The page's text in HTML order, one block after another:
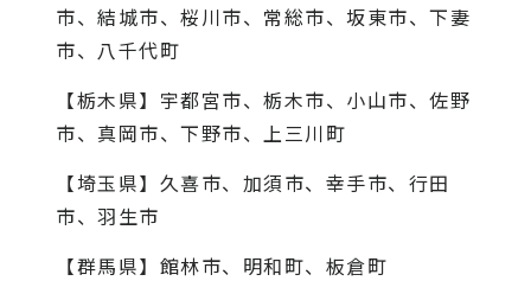
市、結城市、桜川市、常総市、坂東市、下妻
市、八千代町
【栃木県】宇都宮市、栃木市、小山市、佐野
市、真岡市、下野市、上三川町
【埼玉県】久喜市、加須市、幸手市、行田
市、羽生市
【群馬県】館林市、明和町、板倉町